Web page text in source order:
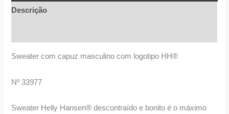
Descrição
Sweater com capuz masculino com logotipo HH®
Nº 33977
Sweater Helly Hansen® descontraído e bonito é o máximo